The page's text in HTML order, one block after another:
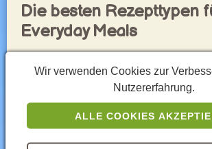
Die besten Rezepttypen
Everyday Meals
Vegane Bowls: Rice Bowls,
Couscous Bowls, Tofu Bowls,
und Veggie Bowls sind ideal für
und Dinner.
Gerichte mit Hülsenfrüchten:
Chickpea Curries,
Gerichte, Hummus-Teller und
Wir verwenden Cookies zur
Nutzererfahrung.
ALLE COOKIES